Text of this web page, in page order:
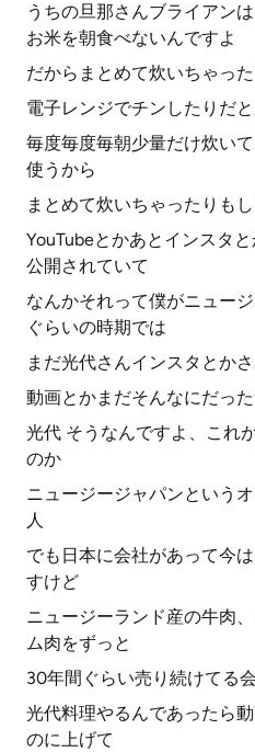
うちの旦那さんブライアン
お米を朝食べないんですよ
だからまとめて炊いちゃっ
電子レンジでチンしたりだ
毎度毎度毎朝少量だけ炊い
使うから
まとめて炊いちゃったりも
YouTubeとかあとインスタ
公開されていて
なんかそれって僕がニュー
ぐらいの時期では
まだ光代さんインスタとか
動画とかまだそんなにだっ
光代 そうなんですよ、これ
のか
ニュージージャパンという
人
でも日本に会社があって今
すけど
ニュージーランド産の牛肉
ム肉をずっと
30年間ぐらい売り続けてる
光代料理やるんであったら
のに上げて